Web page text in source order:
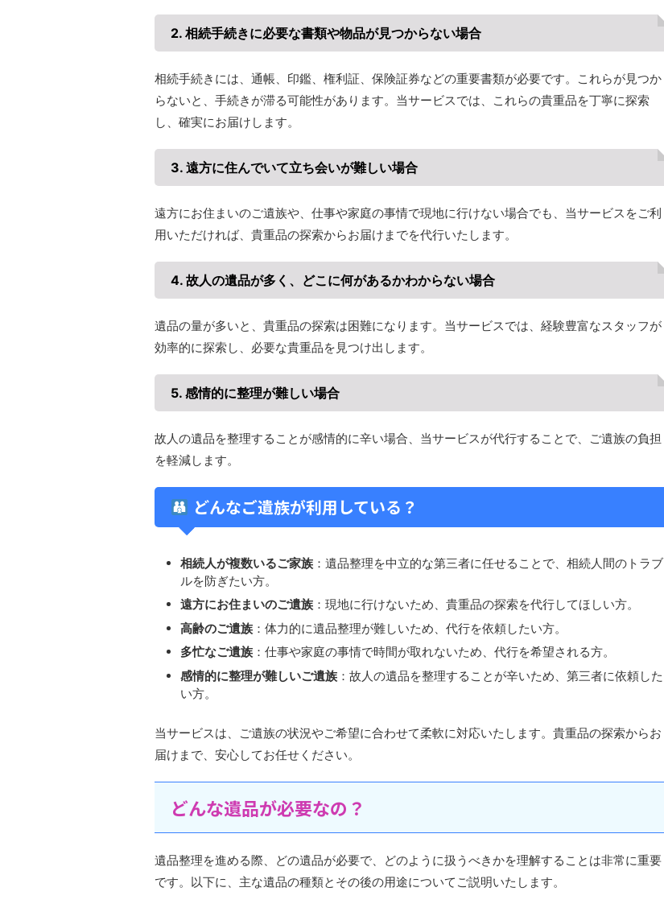
2. 相続手続きに必要な書類や物品が見つからない場合
相続手続きには、通帳、印鑑、権利証、保険証券などの重要書類が必要です。​これらが見つか
らないと、手続きが滞る可能性があります。​当サービスでは、これらの貴重品を丁寧に探索
し、確実にお届けします。​
3. 遠方に住んでいて立ち会いが難しい場合
遠方にお住まいのご遺族や、仕事や家庭の事情で現地に行けない場合でも、当サービスをご利
用いただければ、貴重品の探索からお届けまでを代行いたします。​
4. 故人の遺品が多く、どこに何があるかわからない場合
遺品の量が多いと、貴重品の探索は困難になります。​当サービスでは、経験豊富なスタッフが
効率的に探索し、必要な貴重品を見つけ出します。​
5. 感情的に整理が難しい場合
故人の遺品を整理することが感情的に辛い場合、当サービスが代行することで、ご遺族の負担
を軽減します。​
どんなご遺族が利用している？
相続人が複数いるご家族 ：​遺品整理を中立的な第三者に任せることで、相続人間のトラブ
ルを防ぎたい方。​
遠方にお住まいのご遺族 ：​現地に行けないため、貴重品の探索を代行してほしい方。​
高齢のご遺族 ：​体力的に遺品整理が難しいため、代行を依頼したい方。​
多忙なご遺族 ：​仕事や家庭の事情で時間が取れないため、代行を希望される方。​
感情的に整理が難しいご遺族 ：​故人の遺品を整理することが辛いため、第三者に依頼した
い方。​
当サービスは、ご遺族の状況やご希望に合わせて柔軟に対応いたします。​貴重品の探索からお
届けまで、安心してお任せください。​
どんな遺品が必要なの？
遺品整理を進める際、どの遺品が必要で、どのように扱うべきかを理解することは非常に重要
です。​以下に、主な遺品の種類とその後の用途についてご説明いたします。​